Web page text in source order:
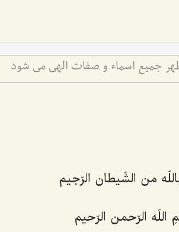
جمیع اسماء و صفات الهی می شود
من الشّيطان الرّجيم‌
اللَه الرّحمن الرّحيم‌